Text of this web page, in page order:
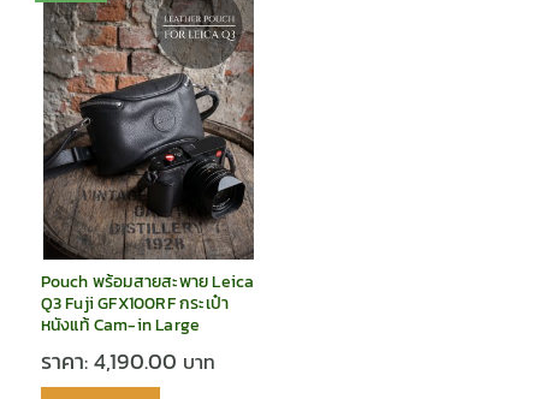
Pouch พร้อมสายสะพาย Leica
Q3 Fuji GFX100RF กระเป๋า
หนังแท้ Cam-in Large
ราคา:4,190.00